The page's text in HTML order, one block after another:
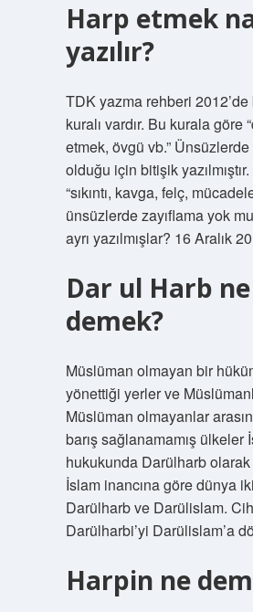
Harp etmek
yazılır?
TDK yazma rehberi 2012’de
kuralı vardır. Bu kurala göre
etmek, övgü vb.” Ünsüzlerde
olduğu için bitişik
“sıkıntı, kavga, felç,
ünsüzlerde zayıflama yok
ayrı yazılmışlar? 16 Aralık
Dar ul Harb ne
demek?
Müslüman olmayan bir
yönettiği yerler ve
Müslüman olmayanlar
barış sağlanamamış ülkeler
hukukunda Darülharb
İslam inancına göre dünya iki
Darülharb ve Darülislam.
Darülharbi’yi Darülislam’a
Harpin ne